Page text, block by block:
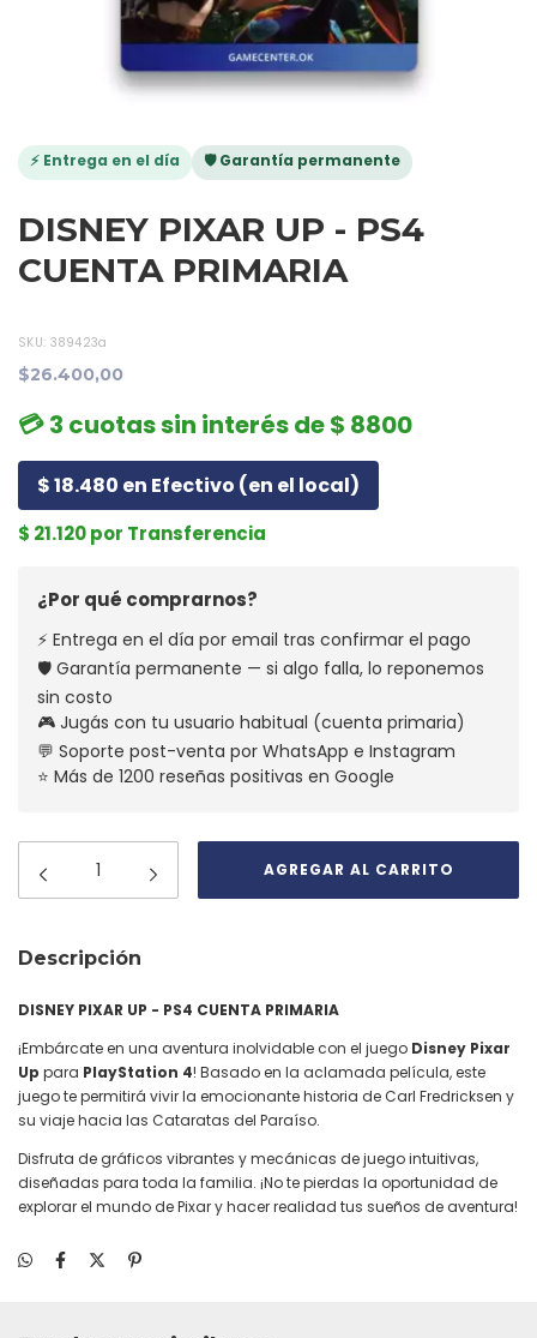
⚡ Entrega en el día 🛡️ Garantía permanente
DISNEY PIXAR UP - PS4
CUENTA PRIMARIA
SKU: 389423a
$26.400,00
💳 3 cuotas sin interés de $ 8800
$ 18.480 en Efectivo (en el local)
$ 21.120 por Transferencia
¿Por qué comprarnos?
⚡ Entrega en el día por email tras confirmar el pago
🛡️ Garantía permanente — si algo falla, lo reponemos
sin costo
🎮 Jugás con tu usuario habitual (cuenta primaria)
💬 Soporte post-venta por WhatsApp e Instagram
⭐ Más de 1200 reseñas positivas en Google
Descripción
DISNEY PIXAR UP - PS4 CUENTA PRIMARIA
¡Embárcate en una aventura inolvidable con el juego Disney Pixar
Up para PlayStation 4! Basado en la aclamada película, este
juego te permitirá vivir la emocionante historia de Carl Fredricksen y
su viaje hacia las Cataratas del Paraíso.
Disfruta de gráficos vibrantes y mecánicas de juego intuitivas,
diseñadas para toda la familia. ¡No te pierdas la oportunidad de
explorar el mundo de Pixar y hacer realidad tus sueños de aventura!